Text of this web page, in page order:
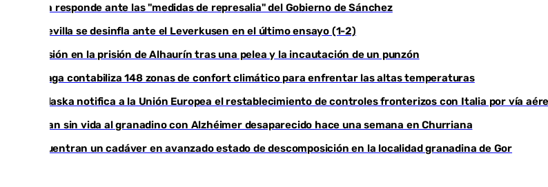
Italia responde ante las "medidas de represalia" del Gobierno de Sánchez
El Sevilla se desinfla ante el Leverkusen en el último ensayo (1-2)
Tensión en la prisión de Alhaurín tras una pelea y la incautación de un punzón
Málaga contabiliza 148 zonas de confort climático para enfrentar las altas temperaturas
Marlaska notifica a la Unión Europea el restablecimiento de controles fronterizos con Italia por vía
Hallan sin vida al granadino con Alzhéimer desaparecido hace una semana en Churriana
Encuentran un cadáver en avanzado estado de descomposición en la localidad granadina de Gor